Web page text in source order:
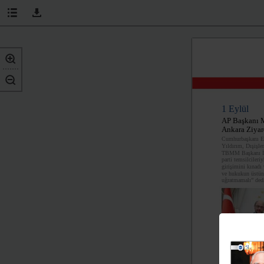
1 Eylül
AP Başkanı
Ankara
Cumhurbaşkanı
Yıldırım,
TBMM Başkanı
parti
girişimini kınadı
ve hukukun
uğratmamalı” dedi.